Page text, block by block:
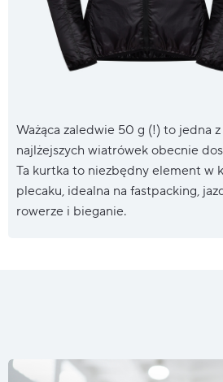
Ważąca zaledwie 50 g (!) to jedna z
najlżejszych wiatrówek obecnie
Ta kurtka to niezbędny element w
plecaku, idealna na fastpacking,
rowerze i bieganie.